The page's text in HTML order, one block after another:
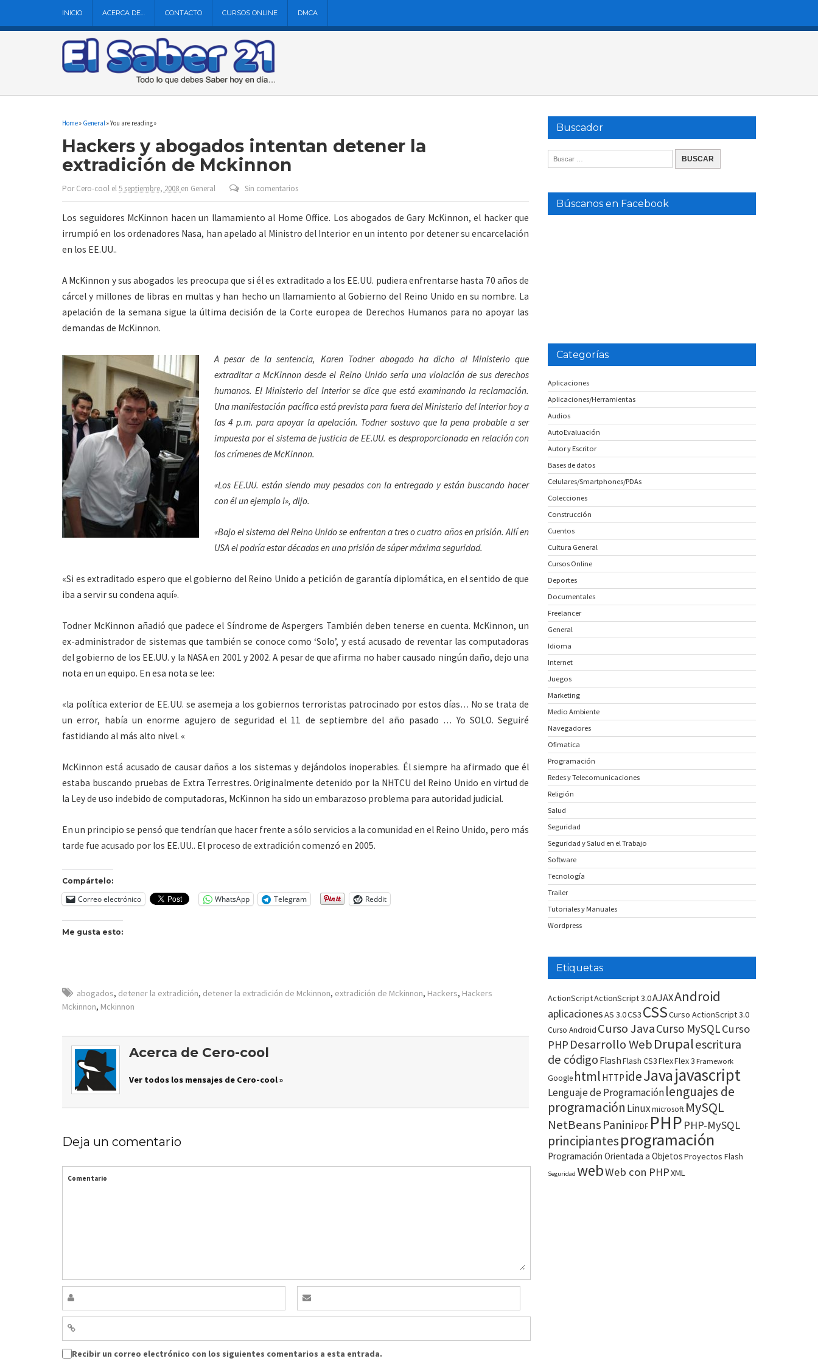
INICIO ACERCA DE… CONTACTO CURSOS ONLINE DMCA
Home» General» You are reading »
Hackers y abogados intentan detener la
extradición de Mckinnon
PorCero-cool el5 septiembre, 2008 en General Sin comentarios
Los seguidores McKinnon hacen un llamamiento al Home Office. Los abogados de Gary McKinnon, el hacker que
irrumpió en los ordenadores Nasa, han apelado al Ministro del Interior en un intento por detener su encarcelación
en los EE.UU..
A McKinnon y sus abogados les preocupa que si él es extraditado a los EE.UU. pudiera enfrentarse hasta 70 años de
cárcel y millones de libras en multas y han hecho un llamamiento al Gobierno del Reino Unido en su nombre. La
apelación de la semana sigue la última decisión de la Corte europea de Derechos Humanos para no apoyar las
demandas de McKinnon.
A pesar de la sentencia, Karen Todner abogado ha dicho al Ministerio que
extraditar a McKinnon desde el Reino Unido sería una violación de sus derechos
humanos. El Ministerio del Interior se dice que está examinando la reclamación.
Una manifestación pacífica está prevista para fuera del Ministerio del Interior hoy a
las 4 p.m. para apoyar la apelación. Todner sostuvo que la pena probable a ser
impuesta por el sistema de justicia de EE.UU. es desproporcionada en relación con
los crímenes de McKinnon.
«Los EE.UU. están siendo muy pesados con la entregado y están buscando hacer
con él un ejemplo l», dijo.
«Bajo el sistema del Reino Unido se enfrentan a tres o cuatro años en prisión. Allí en
USA el podría estar décadas en una prisión de súper máxima seguridad.
«Si es extraditado espero que el gobierno del Reino Unido a petición de garantía diplomática, en el sentido de que
iba a servir su condena aquí».
Todner McKinnon añadió que padece el Síndrome de Aspergers También deben tenerse en cuenta. McKinnon, un
ex-administrador de sistemas que también se conoce como ‘Solo’, y está acusado de reventar las computadoras
del gobierno de los EE.UU. y la NASA en 2001 y 2002. A pesar de que afirma no haber causado ningún daño, dejo una
nota en un equipo. En esa nota se lee:
«la política exterior de EE.UU. se asemeja a los gobiernos terroristas patrocinado por estos días… No se trata de
un error, había un enorme agujero de seguridad el 11 de septiembre del año pasado … Yo SOLO. Seguiré
fastidiando al más alto nivel. «
McKinnon está acusado de causar daños a los sistemas y dejándolos inoperables. Él siempre ha afirmado que él
estaba buscando pruebas de Extra Terrestres. Originalmente detenido por la NHTCU del Reino Unido en virtud de
la Ley de uso indebido de computadoras, McKinnon ha sido un embarazoso problema para autoridad judicial.
En un principio se pensó que tendrían que hacer frente a sólo servicios a la comunidad en el Reino Unido, pero más
tarde fue acusado por los EE.UU.. El proceso de extradición comenzó en 2005.
Compártelo:
Correo electrónico WhatsApp Telegram Reddit
Me gusta esto:
abogados, detener la extradición, detener la extradición de Mckinnon, extradición de Mckinnon, Hackers, Hackers
Mckinnon, Mckinnon
Acerca de Cero-cool
Ver todos los mensajes de Cero-cool »
Deja un comentario
Comentario
Recibir un correo electrónico con los siguientes comentarios a esta entrada.
Buscador
Búscanos en Facebook
Categorías
Aplicaciones
Aplicaciones/Herramientas
Audios
AutoEvaluación
Autor y Escritor
Bases de datos
Celulares/Smartphones/PDAs
Colecciones
Construcción
Cuentos
Cultura General
Cursos Online
Deportes
Documentales
Freelancer
General
Idioma
Internet
Juegos
Marketing
Medio Ambiente
Navegadores
Ofimatica
Programación
Redes y Telecomunicaciones
Religión
Salud
Seguridad
Seguridad y Salud en el Trabajo
Software
Tecnología
Trailer
Tutoriales y Manuales
Wordpress
Etiquetas
ActionScriptActionScript 3.0AJAXAndroid
aplicacionesAS 3.0CS3 CSSCurso ActionScript 3.0
Curso Android Curso JavaCurso MySQLCurso
PHP Desarrollo WebDrupalescritura
de código FlashFlash CS3FlexFlex 3 Framework
Google html HTTP ideJavajavascript
Lenguaje de Programaciónlenguajes de
programación Linuxmicrosoft MySQL
NetBeans PaniniPDF PHP PHP-MySQL
principiantesprogramación
Programación Orientada a ObjetosProyectos Flash
Seguridad webWeb con PHPXML